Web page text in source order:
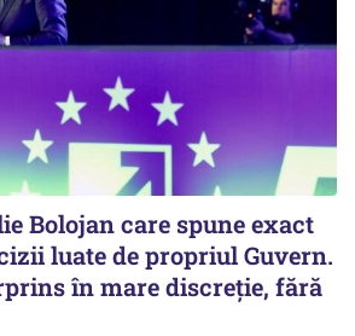
Bolojan care spune exact
luate de propriul Guvern.
în mare discreție, fără